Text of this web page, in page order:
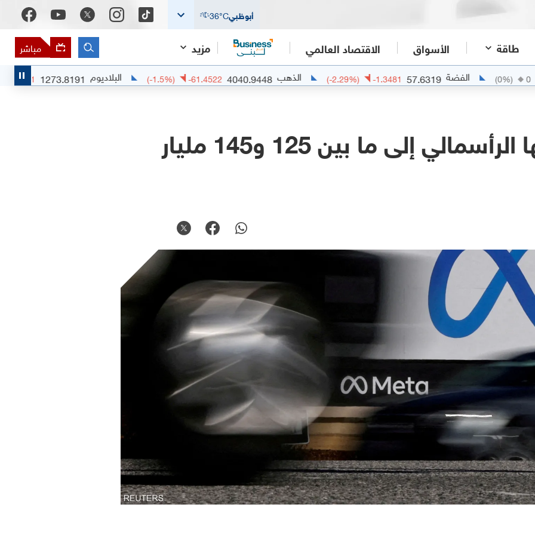
أبوظبي 36°C
طاقة الأسواق الاقتصاد العالمي مزيد
مباشر
الفضة 57.6319
-1.3481
(-2.29%) الذهب 4040.9448
-61.4522
(-1.5%) البلاديوم 1273.8191
-30.581
-2.34 %)
ميتا ترفع إنفاقها الرأسمالي إلى ما بين 125 و145 مليار